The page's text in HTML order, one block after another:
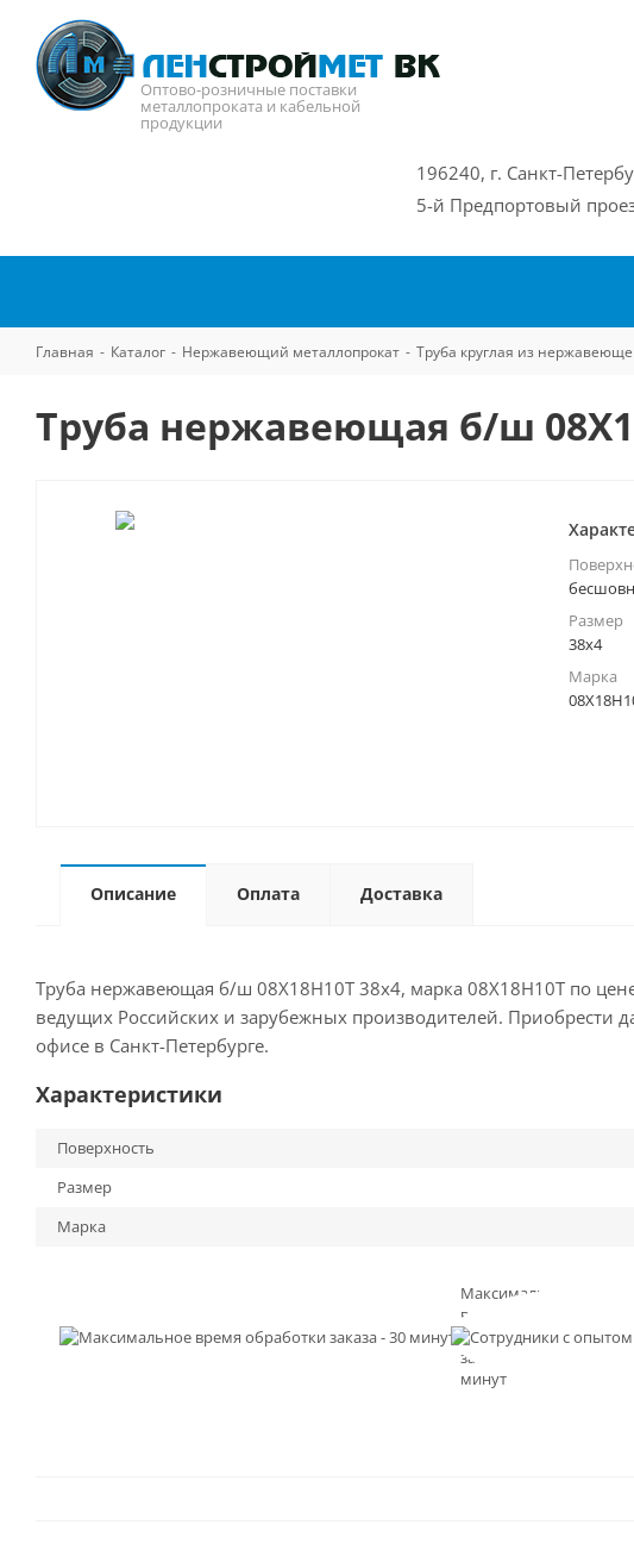
Оптово-розничные поставки
металлопроката и кабельной
продукции
196240, г. Санкт-
5-й Предпортовый
Главная - Каталог - Нержавеющий металлопрокат - Труба круглая из
Труба нержавеющая б/ш
Размер
38х4
Марка
Описание Оплата Доставка
Труба нержавеющая б/ш 08Х18Н10Т 38х4, марка 08Х18Н10Т по
ведущих Российских и зарубежных производителей. Приобрести
офисе в Санкт-Петербурге.
Характеристики
Поверхность
Размер
Марка
Максимальное
время
обработки
заказа - 30
минут